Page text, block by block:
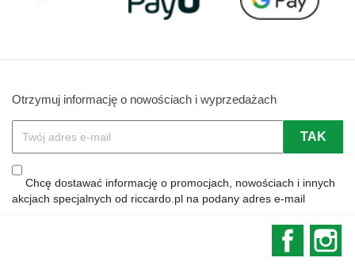
Otrzymuj informację o nowościach i wyprzedażach
Chcę dostawać informację o promocjach, nowościach i innych
akcjach specjalnych od riccardo.pl na podany adres e-mail